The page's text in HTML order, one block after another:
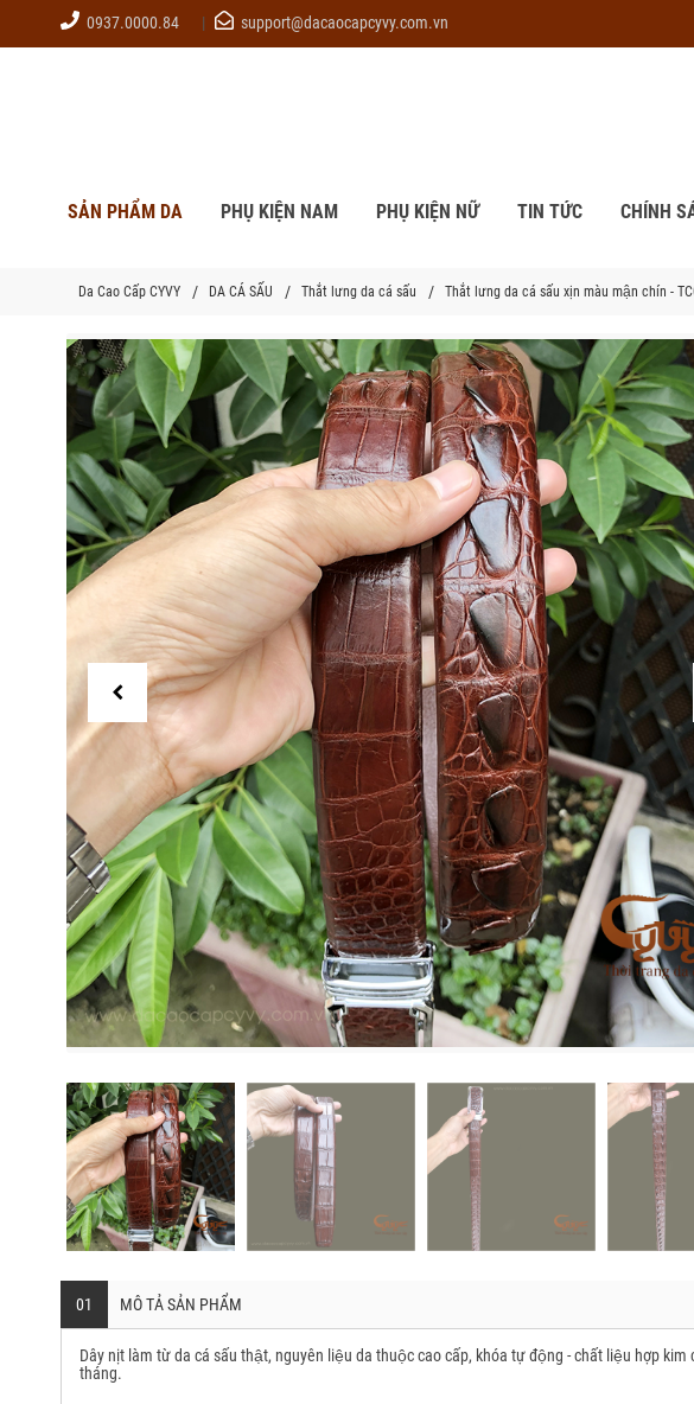
0937.0000.84 support@dacaocapcyvy.com.vn
SẢN PHẨM DA PHỤ KIỆN NAM PHỤ KIỆN NỮ TIN TỨC CHÍNH
Da Cao Cấp CYVY DA CÁ SẤU Thắt lưng da cá sấu Thắt lưng da cá sấu xịn màu mận chín -
01 MÔ TẢ SẢN PHẨM
Dây nịt làm từ da cá sấu thật, nguyên liệu da thuộc cao cấp, khóa tự động - chất liệu hợp
tháng.